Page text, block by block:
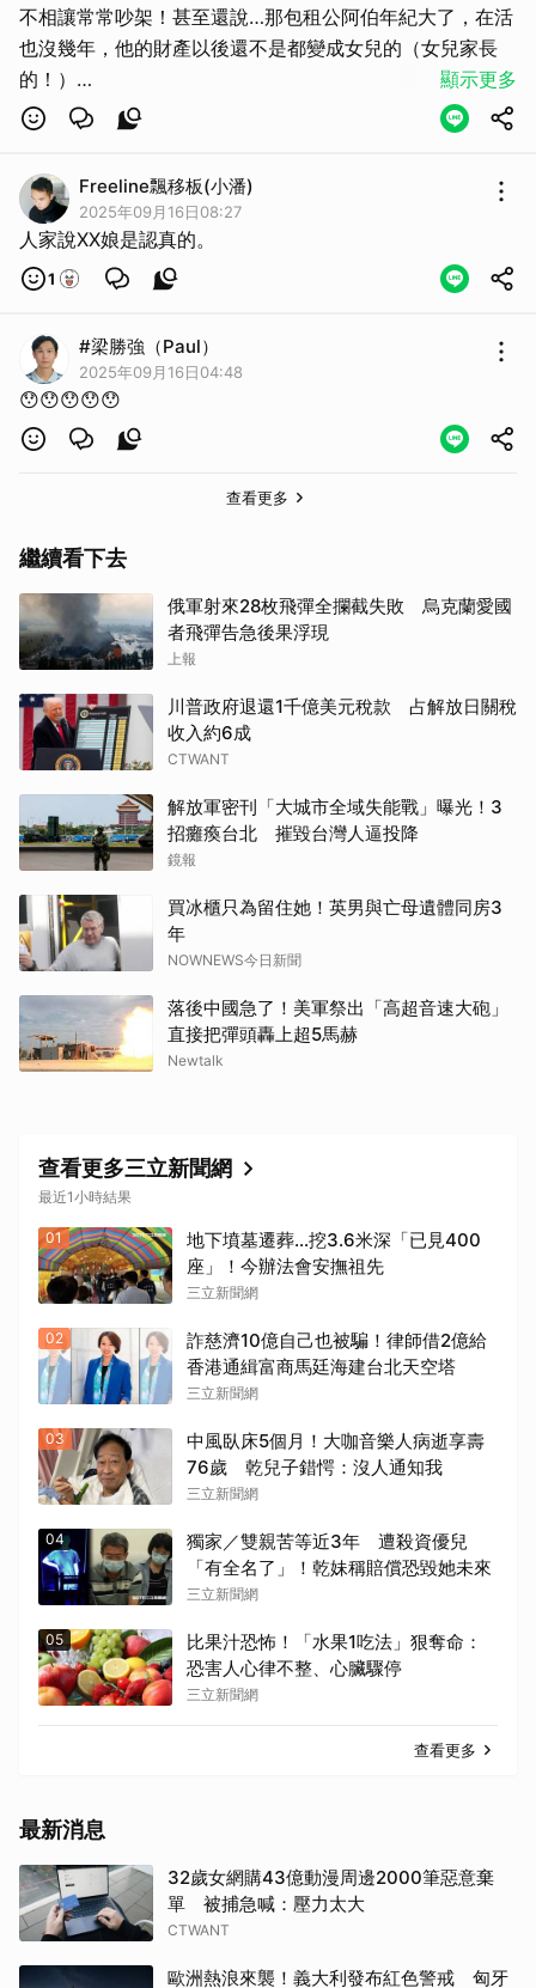
不相讓常常吵架！甚至還說…那包租公阿伯年紀大了，在活
也沒幾年，他的財產以後還不是都變成女兒的（女兒家長
的！）
養女兒長大賣錢的概念！！把人當成豬，養豬長大送去屠宰
可憐的…命運被禽獸父母操作！！父母還常PUA情勒她…我
都是為女兒你好，子女乖乖聽父母的話、孝順父母天經地義
啊，不然子女會下地獄喔！女兒你不會想下地獄吧！？
很噁心變態的家庭、家長！！這媽媽很像鄉下來的貪錢販賣
人口的愚婦！！應該是她會下地獄！！🙄🙄🙄
顯示更多
Freeline飄移板(小潘)
2025年09月16日08:27
人家說XX娘是認真的。
1
#梁勝強（Paul）
2025年09月16日04:48
😯😯😯😯😯
查看更多
繼續看下去
俄軍射來28枚飛彈全攔截失敗 烏克蘭愛國
者飛彈告急後果浮現
上報
川普政府退還1千億美元稅款 占解放日關稅
收入約6成
CTWANT
解放軍密刊「大城市全域失能戰」曝光！3
招癱瘓台北 摧毀台灣人逼投降
鏡報
買冰櫃只為留住她！英男與亡母遺體同房3
年
NOWNEWS今日新聞
落後中國急了！美軍祭出「高超音速大砲」
直接把彈頭轟上超5馬赫
Newtalk
查看更多三立新聞網
最近1小時結果
01
地下墳墓遷葬…挖3.6米深「已見400
座」！今辦法會安撫祖先
三立新聞網
02
詐慈濟10億自己也被騙！律師借2億給
香港通緝富商馬廷海建台北天空塔
三立新聞網
03
中風臥床5個月！大咖音樂人病逝享壽
76歲 乾兒子錯愕：沒人通知我
三立新聞網
04
獨家／雙親苦等近3年 遭殺資優兒
「有全名了」！乾妹稱賠償恐毀她未來
三立新聞網
05
比果汁恐怖！「水果1吃法」狠奪命：
恐害人心律不整、心臟驟停
三立新聞網
查看更多
最新消息
32歲女網購43億動漫周邊2000筆惡意棄
單 被捕急喊：壓力太大
CTWANT
歐洲熱浪來襲！義大利發布紅色警戒 匈牙